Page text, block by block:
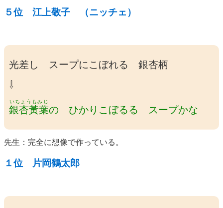
５位 江上敬子 （ニッチェ）
光差し スープにこぼれる 銀杏柄
⇩
銀杏黃葉
いちょうもみじ
の ひかりこぼるる スープかな
先生：完全に想像で作っている。
１位 片岡鶴太郎